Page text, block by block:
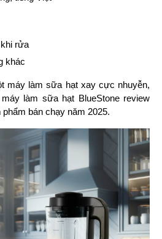
rửa
khác
máy làm sữa hạt xay cực nhuyễn,
làm sữa hạt BlueStone review
phẩm bán chạy năm 2025.